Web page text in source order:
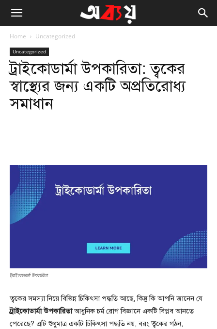
Home Uncategorized
Uncategorized
ট্রাইকোডার্মা উপকারিতা: ত্বকের
স্বাস্থ্যের জন্য একটি অপ্রতিরোধ্য
সমাধান
ট্রাইকোডার্মা উপকারিতা
ত্বকের সমস্যা নিয়ে বিভিন্ন চিকিৎসা পদ্ধতি আছে, কিন্তু কি আপনি জানেন যে
ট্রাইকোডার্মা উপকারিতাআধুনিক চর্ম রোগ বিজ্ঞানে একটি বিপ্লব আনতে
পেরেছে? এটি শুধুমাত্র একটি চিকিৎসা পদ্ধতি নয়, বরং ত্বকের গঠন,